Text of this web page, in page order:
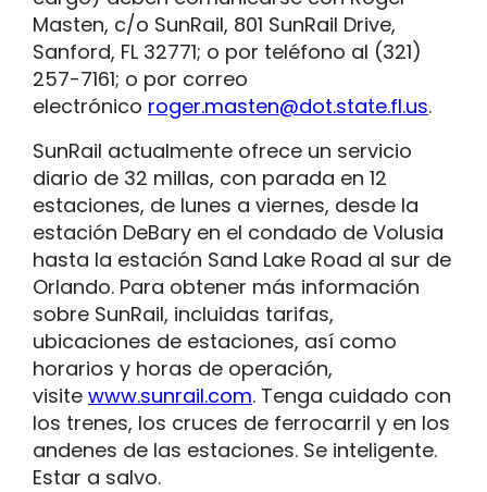
Masten, c/o SunRail, 801 SunRail Drive,
Sanford, FL 32771; o por teléfono al (321)
257-7161; o por correo
electrónico roger.masten@dot.state.fl.us.
SunRail actualmente ofrece un servicio
diario de 32 millas, con parada en 12
estaciones, de lunes a viernes, desde la
estación DeBary en el condado de Volusia
hasta la estación Sand Lake Road al sur de
Orlando. Para obtener más información
sobre SunRail, incluidas tarifas,
ubicaciones de estaciones, así como
horarios y horas de operación,
visite www.sunrail.com. Tenga cuidado con
los trenes, los cruces de ferrocarril y en los
andenes de las estaciones. Se inteligente.
Estar a salvo.